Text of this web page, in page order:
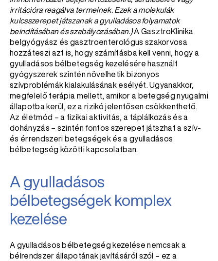
irritációra reagálva termelnek. Ezek a molekulák
kulcsszerepet játszanak a gyulladásos folyamatok
beindításában és szabályozásában.)A GasztroKlinika
belgyógyász és gasztroenterológus szakorvosa
hozzáteszi azt is, hogy számításba kell venni, hogy a
gyulladásos bélbetegség kezelésére használt
gyógyszerek szintén növelhetik bizonyos
szívproblémák kialakulásának esélyét. Ugyanakkor,
megfelelő terápia mellett, amikor a betegség nyugalmi
állapotba kerül, ez a rizikó jelentősen csökkenthető.
Az életmód – a fizikai aktivitás, a táplálkozás és a
dohányzás – szintén fontos szerepet játszhat a szív-
és érrendszeri betegségek és a gyulladásos
bélbetegség közötti kapcsolatban.
A gyulladásos
bélbetegségek komplex
kezelése
A gyulladásos bélbetegség kezelése nemcsak a
bélrendszer állapotának javításáról szól – ez a